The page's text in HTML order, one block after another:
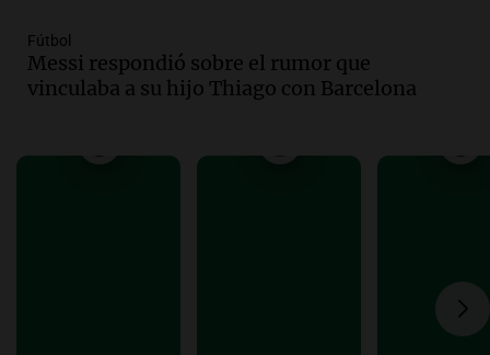
Audio.José Roccuzzo, cortes de carne y
compras de Antonella: bromas en
Episodios
Fútbol
Messi respondió sobre el rumor que
vinculaba a su hijo Thiago con Barcelona